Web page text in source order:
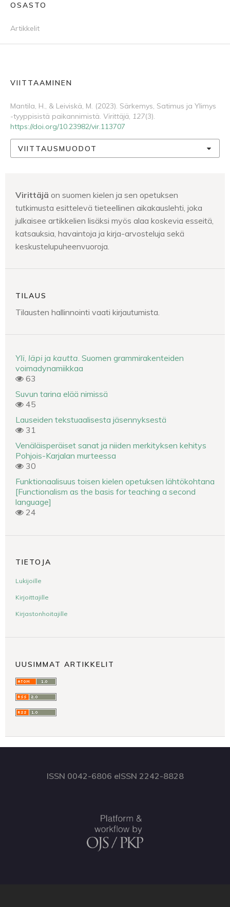
OSASTO
Artikkelit
VIITTAAMINEN
Mantila, H., & Leiviskä, M. (2023). Särkemys, Satimus ja Ylimys
-tyyppisistä paikannimistä. Virittäjä, 127(3).
https://doi.org/10.23982/vir.113707
VIITTAUSMUODOT
Virittäjä on suomen kielen ja sen opetuksen
tutkimusta esittelevä tieteellinen aikakauslehti, joka
julkaisee artikkelien lisäksi myös alaa koskevia esseitä,
katsauksia, havaintoja ja kirja-arvosteluja sekä
keskustelupuheenvuoroja.
TILAUS
Tilausten hallinnointi vaati kirjautumista.
Yli läpi ja kautta . Suomen grammirakenteiden
voimadynamiikkaa
63
Suvun tarina elää nimissä
45
Lauseiden tekstuaalisesta jäsennyksestä
31
Venäläisperäiset sanat ja niiden merkityksen kehitys
Pohjois-Karjalan murteessa
30
Funktionaalisuus toisen kielen opetuksen lähtökohtana
[Functionalism as the basis for teaching a second
language]
24
TIETOJA
Lukijoille
Kirjoittajille
Kirjastonhoitajille
UUSIMMAT ARTIKKELIT
ISSN 0042-6806 eISSN 2242-8828